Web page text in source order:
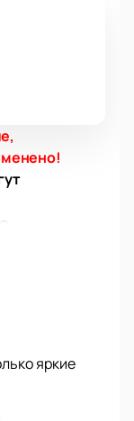
важное
и
яркие